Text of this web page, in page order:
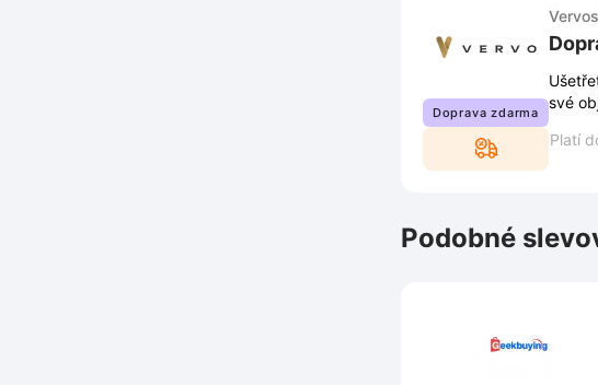
Doprava zdarma
své
Platí
Podobné